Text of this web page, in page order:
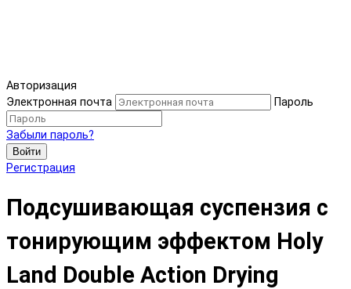
Авторизация
Электронная почта
Пароль
Забыли пароль?
Войти
Регистрация
Подсушивающая суспензия с
тонирующим эффектом Holy
Land Double Action Drying